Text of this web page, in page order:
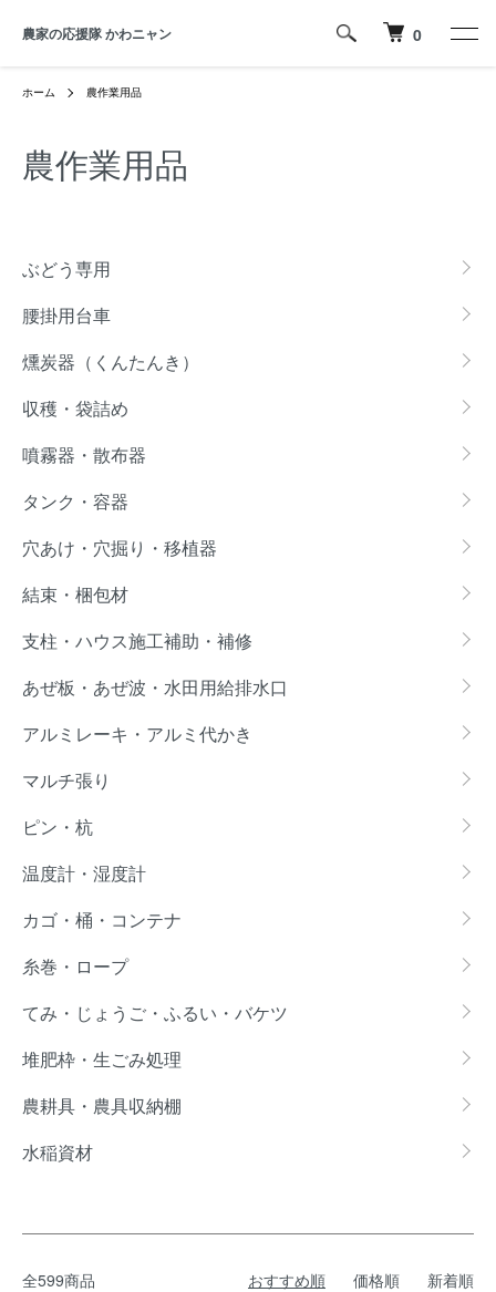
農家の応援隊 かわニャン 0
ホーム 農作業用品
農作業用品
ぶどう専用
腰掛用台車
燻炭器（くんたんき）
収穫・袋詰め
噴霧器・散布器
タンク・容器
穴あけ・穴掘り・移植器
結束・梱包材
支柱・ハウス施工補助・補修
あぜ板・あぜ波・水田用給排水口
アルミレーキ・アルミ代かき
マルチ張り
ピン・杭
温度計・湿度計
カゴ・桶・コンテナ
糸巻・ロープ
てみ・じょうご・ふるい・バケツ
堆肥枠・生ごみ処理
農耕具・農具収納棚
水稲資材
全599商品 おすすめ順 価格順 新着順